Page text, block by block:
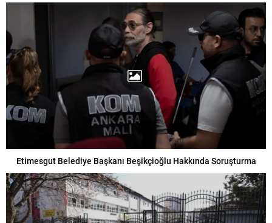
Etimesgut Belediye Başkanı Beşikçioğlu Hakkında Soruşturma